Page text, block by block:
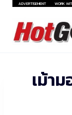
Skip
content
ADVERTISEMENT WORK
เม้า